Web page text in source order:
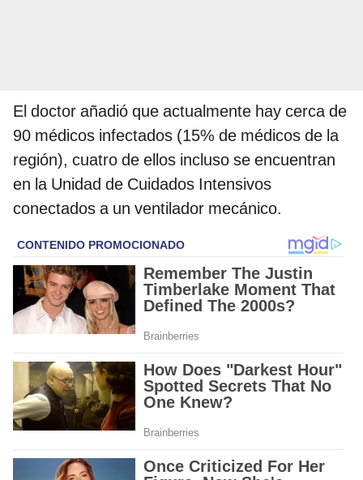
El doctor añadió que actualmente hay cerca de
90 médicos infectados (15% de médicos de la
región), cuatro de ellos incluso se encuentran
en la Unidad de Cuidados Intensivos
conectados a un ventilador mecánico.